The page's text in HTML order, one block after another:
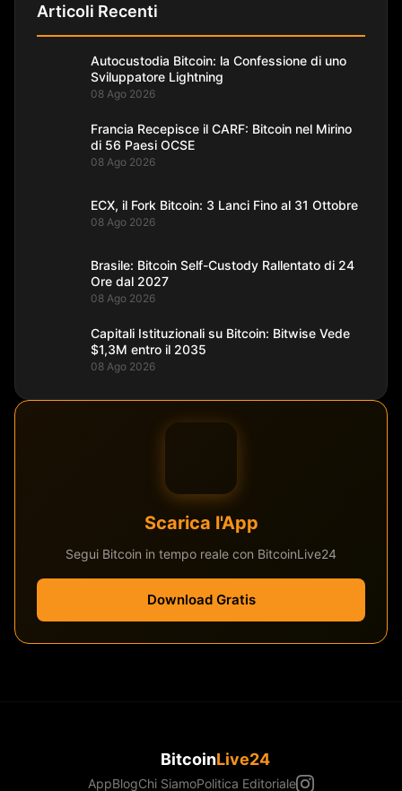
Articoli Recenti
Autocustodia Bitcoin: la Confessione di uno
Sviluppatore Lightning
08 Ago 2026
Francia Recepisce il CARF: Bitcoin nel Mirino
di 56 Paesi OCSE
08 Ago 2026
ECX, il Fork Bitcoin: 3 Lanci Fino al 31 Ottobre
08 Ago 2026
Brasile: Bitcoin Self-Custody Rallentato di 24
Ore dal 2027
08 Ago 2026
Capitali Istituzionali su Bitcoin: Bitwise Vede
$1,3M entro il 2035
08 Ago 2026
Scarica l'App
Segui Bitcoin in tempo reale con BitcoinLive24
Download Gratis
BitcoinLive24
AppBlogChi SiamoPolitica Editoriale